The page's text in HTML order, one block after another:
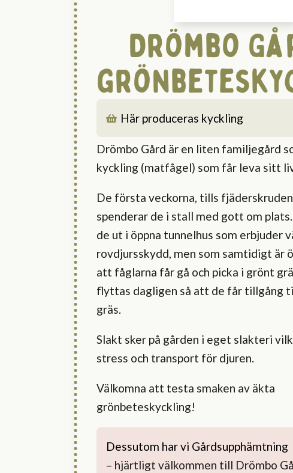
Drömbo
Här produceras kyckling
Drömbo Gård är en liten familjegård
kyckling (matfågel) som får leva sitt
De första veckorna, tills
spenderar de i stall med gott om
de ut i öppna tunnelhus som erbjuder
rovdjursskydd, men som samtidigt är
att fåglarna får gå och picka i grönt
flyttas dagligen så att de får tillgång
gräs.
Slakt sker på gården i eget slakteri
stress och transport för djuren.
Välkomna att testa smaken av äkta
grönbeteskyckling!
Dessutom har vi Gårdsupphämtning
– hjärtligt välkommen till Drömbo